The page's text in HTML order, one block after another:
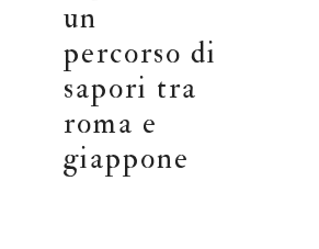
un
percorso di
sapori tra
roma e
giappone